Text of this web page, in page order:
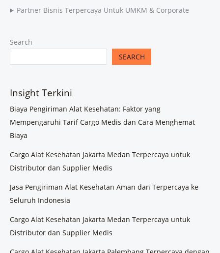
Partner Bisnis Terpercaya Untuk UMKM & Corporate
Search
SEARCH
Insight Terkini
Biaya Pengiriman Alat Kesehatan: Faktor yang
Mempengaruhi Tarif Cargo Medis dan Cara Menghemat
Biaya
Cargo Alat Kesehatan Jakarta Medan Terpercaya untuk
Distributor dan Supplier Medis
Jasa Pengiriman Alat Kesehatan Aman dan Terpercaya ke
Seluruh Indonesia
Cargo Alat Kesehatan Jakarta Medan Terpercaya untuk
Distributor dan Supplier Medis